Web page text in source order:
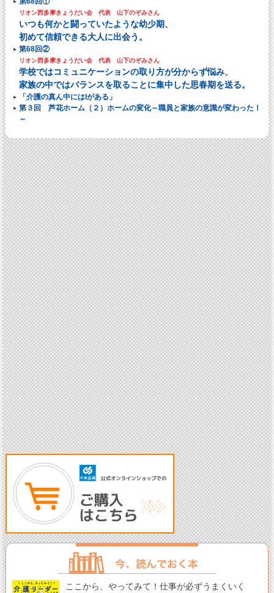
リオン西多摩きょうだい会 代表 山下のぞみさん
いつも何かと闘っていたような幼少期、
初めて信頼できる大人に出会う。
第68回②
リオン西多摩きょうだい会 代表 山下のぞみさん
学校ではコミュニケーションの取り方が分からず悩み、
家族の中ではバランスを取ることに集中した思春期を送る。
「介護の真ん中にはIがある」
第３回 芦花ホーム（２）ホームの変化～職員と家族の意識が変わった！
～
ここから、やってみて！仕事が必ずうまくいく